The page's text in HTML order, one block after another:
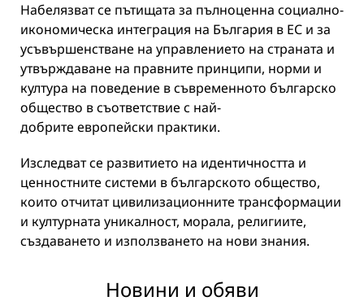
Набелязват се пътищата за пълноценна социално-
икономическа интеграция на България в ЕС и за
усъвършенстване на управлението на страната и
утвърждаване на правните принципи, норми и
култура на поведение в съвременното българско
общество в съответствие с най-
добрите европейски практики.
Изследват се развитието на идентичността и
ценностните системи в българското общество,
които отчитат цивилизационните трансформации
и културната уникалност, морала, религиите,
създаването и използването на нови знания.
Новини и обяви